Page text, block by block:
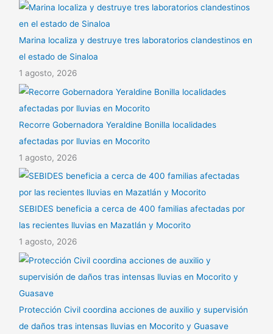
Marina localiza y destruye tres laboratorios clandestinos en
el estado de Sinaloa
1 agosto, 2026
Recorre Gobernadora Yeraldine Bonilla localidades
afectadas por lluvias en Mocorito
1 agosto, 2026
SEBIDES beneficia a cerca de 400 familias afectadas por
las recientes lluvias en Mazatlán y Mocorito
1 agosto, 2026
Protección Civil coordina acciones de auxilio y supervisión
de daños tras intensas lluvias en Mocorito y Guasave